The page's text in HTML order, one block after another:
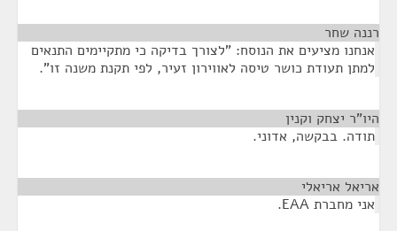
רננה שחר
אנחנו מציעים את הנוסח: "לצורך בדיקה כי מתקיימים התנאים
למתן תעודת כושר טיסה לאווירון זעיר, לפי תקנת משנה זו".
היו"ר יצחק וקנין
תודה. בבקשה, אדוני.
אריאל אריאלי
אני מחברת EAA.